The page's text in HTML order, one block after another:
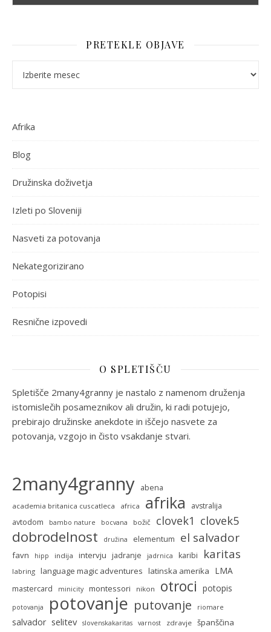
PRETEKLE OBJAVE
Afrika
Blog
Družinska doživetja
Izleti po Sloveniji
Nasveti za potovanja
Nekategorizirano
Potopisi
Resnične izpovedi
O SPLETIŠČU
Spletišče 2many4granny je nastalo z namenom druženja
istomislečih posameznikov ali družin, ki radi potujejo,
prebirajo družinske anekdote in iščejo nasvete za
potovanja, vzgojo in čisto vsakdanje stvari.
2many4granny abena
academia britanica cuscatleca africa afrika
avstralija
avtodom
bambo nature bocvana božič clovek1 clovek5
dobrodelnost družina elementum el salvador
favn hipp indija intervju jadranje jadrnica karibi karitas
labring language magic adventures latinska amerika LMA
mastercard minicity montessori nikon otroci potopis
potovanja potovanje putovanje riomare
salvador selitev slovenskakaritas varnost zdravje španščina